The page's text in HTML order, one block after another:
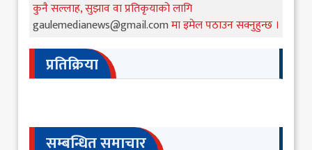
कुनै सल्लाह, सुझाव वा प्रतिकृयाको लागि
gaulemedianews@gmail.comमा इमेल पठाउन सक्नुहुन्छ ।
प्रतिक्रिया
सम्बन्धित समाचार